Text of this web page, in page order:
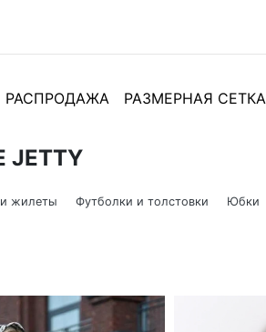
РАСПРОДАЖА РАЗМЕРНАЯ СЕТКА
жилеты Футболки и толстовки Юбки